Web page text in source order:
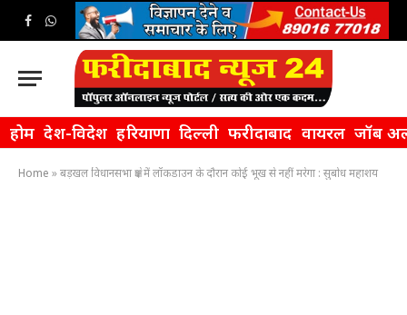
Facebook
WhatsApp
होम देश-विदेश हरियाणा दिल्ली फरीदाबाद वायरल जॉब
Home »बड़खल विधानसभा क्षेत्र में लॉकडाउन के दौरान कोई भूख से नहीं मरेगा : सुबोध महाशय